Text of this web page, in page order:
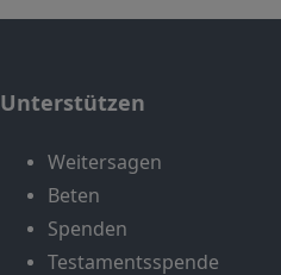
Unterstützen
Weitersagen
Beten
Spenden
Testamentsspende